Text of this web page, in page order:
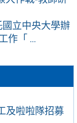
及啦啦隊招募
立中央大學辦
作「 ...